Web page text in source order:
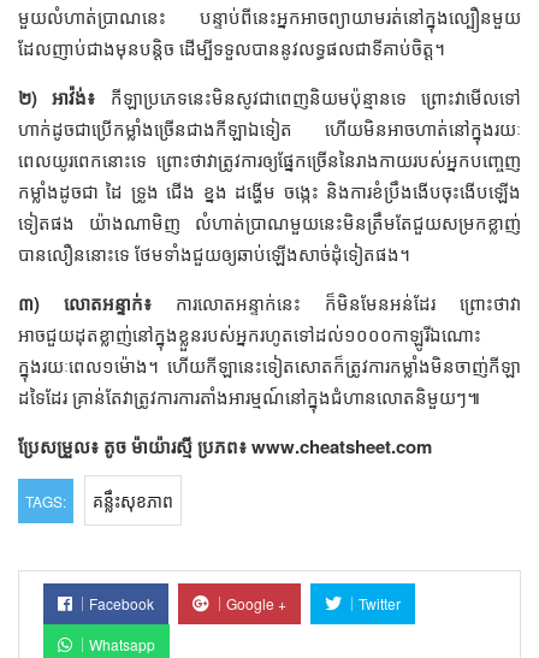
មួយលំហាត់ប្រាណនេះ បន្ទាប់ពីនេះអ្នកអាចព្យាយាមរត់នៅក្នុងល្បឿនមួយ
ដែលញាប់ជាងមុនបន្តិច ដើម្បីទទួលបាននូវលទ្ធផលជាទីគាប់ចិត្ត។
២) អាវ៉ង់៖ កីឡាប្រភេទនេះមិនសូវជាពេញនិយមប៉ុន្មានទេ ព្រោះវាមើលទៅ
ហាក់ដូចជាប្រើកម្លាំងច្រើនជាងកីឡាឯទៀត ហើយមិនអាចហាត់នៅក្នុងរយៈ
ពេលយូរពេកនោះទេ ព្រោះថាវាត្រូវការឲ្យផ្នែកច្រើននៃរាងកាយរបស់អ្នកបញ្ចេញ
កម្លាំងដូចជា ដៃ ទ្រូង ជើង ខ្នង ដង្ហើម ចង្កេះ និងការខំប្រឹងងើបចុះងើបឡើង
ទៀតផង យ៉ាងណាមិញ លំហាត់ប្រាណមួយនេះមិនត្រឹមតែជួយសម្រកខ្លាញ់
បានលឿននោះទេ ថែមទាំងជួយឲ្យឆាប់ឡើងសាច់ដុំទៀតផង។
៣) លោតអន្ទាក់៖ ការលោតអន្ទាក់នេះ ក៏មិនមែនអន់ដែរ ព្រោះថាវា
អាចជួយដុតខ្លាញ់នៅក្នុងខ្លួនរបស់អ្នករហូតទៅដល់១០០០កាឡូរីឯណោះ
ក្នុងរយៈពេល១ម៉ោង។ ហើយកីឡានេះទៀតសោតក៏ត្រូវការកម្លាំងមិនចាញ់កីឡា
ដទៃដែរ គ្រាន់តែវាត្រូវការការតាំងអារម្មណ៍នៅក្នុងជំហានលោតនិមួយៗ៕
ប្រែសម្រួល៖ តូច ម៉ាយ៉ារស្មីប្រភព៖ www.cheatsheet.com
TAGS: គន្លឹះសុខភាព
Facebook Google +
Twitter
Whatsapp